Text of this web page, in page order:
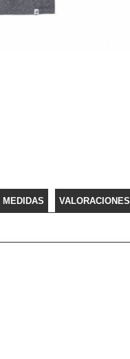
MEDIDAS VALORACIONES